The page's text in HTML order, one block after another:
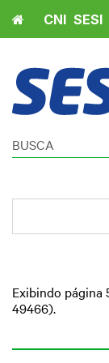
HomeCNI SESI
BUSCA
Exibindo página
49466).